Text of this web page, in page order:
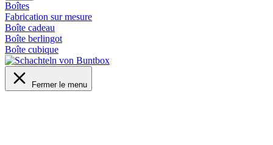
Boîtes
Fabrication sur mesure
Boîte cadeau
Boîte berlingot
Boîte cubique
Fermer le menu